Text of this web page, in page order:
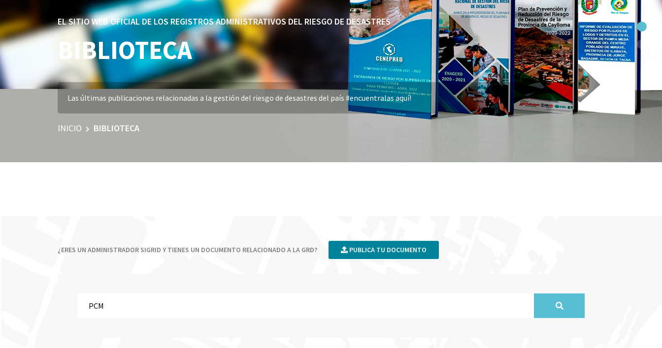
EL SITIO WEB OFICIAL DE LOS REGISTROS ADMINISTRATIVOS DEL RIESGO DE DESASTRES
BIBLIOTECA
Las últimas publicaciones relacionadas a la gestión del riesgo de desastres del país #encuentralas aquí!
INICIO BIBLIOTECA
¿ERES UN ADMINISTRADOR SIGRID Y TIENES UN DOCUMENTO RELACIONADO A LA GRD? PUBLICA TU DOCUMENTO